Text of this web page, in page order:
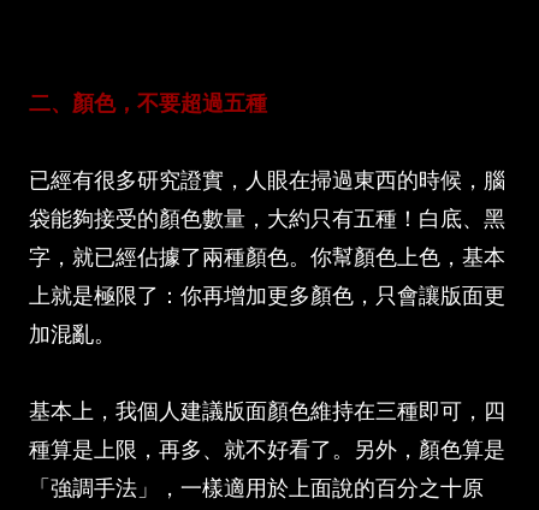
二、顏色，不要超過五種
已經有很多研究證實，人眼在掃過東西的時候，腦
袋能夠接受的顏色數量，大約只有五種！白底、黑
字，就已經佔據了兩種顏色。你幫顏色上色，基本
上就是極限了：你再增加更多顏色，只會讓版面更
加混亂。
基本上，我個人建議版面顏色維持在三種即可，四
種算是上限，再多、就不好看了。另外，顏色算是
「強調手法」，一樣適用於上面說的百分之十原